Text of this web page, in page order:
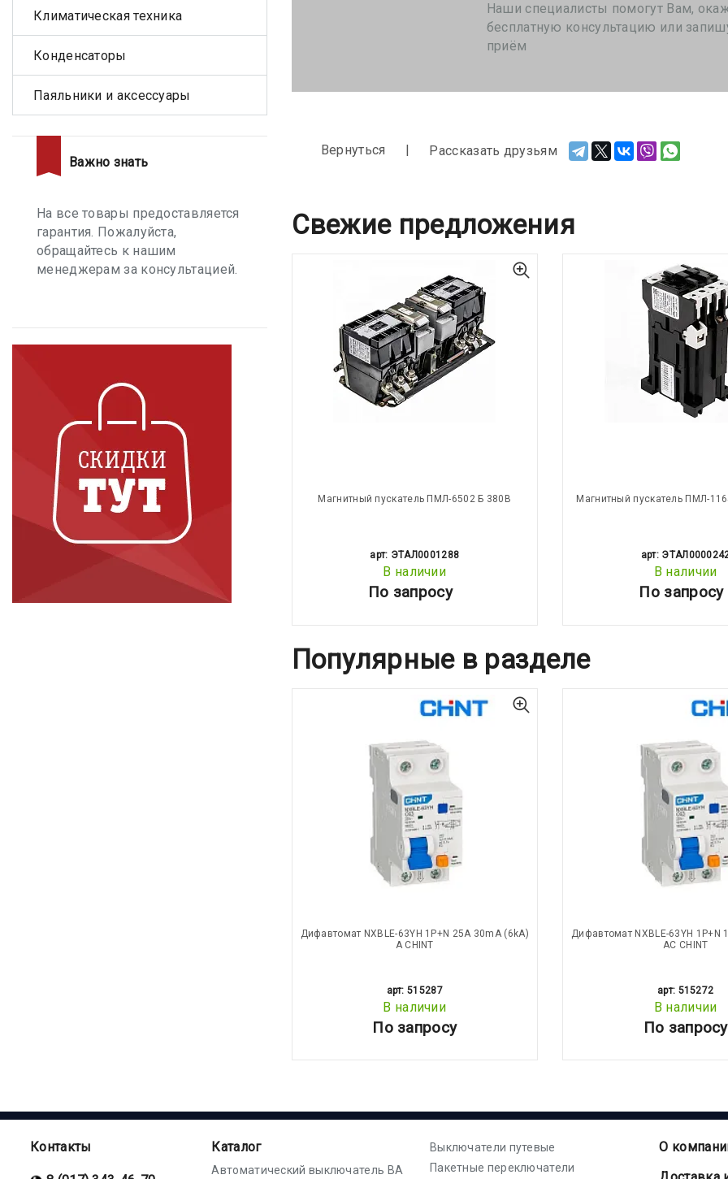
Наши специалисты помогут Вам,
бесплатную консультацию или
приём
Вернуться Рассказать друзьям
Свежие предложения
Магнитный пускатель ПМЛ-6502 Б 380В
арт: ЭТАЛ0001288
В наличии
По запросу
Магнитный пускатель ПМЛ-
арт:
В наличии
По запросу
Популярные в разделе
Дифавтомат NXBLE-63YH 1P+N 25А 30mA (6kA)
А CHINT
арт: 515287
В наличии
По запросу
Дифавтомат NXBLE-63YH 1P+N
АС CHINT
арт: 515272
В наличии
По запросу
Климатическая техника
Конденсаторы
Паяльники и аксессуары
Важно знать
На все товары предоставляется
гарантия. Пожалуйста,
обращайтесь к нашим
менеджерам за консультацией.
Контакты Каталог
Автоматический выключатель ВА
Выключатели путевые
Пакетные переключатели
О